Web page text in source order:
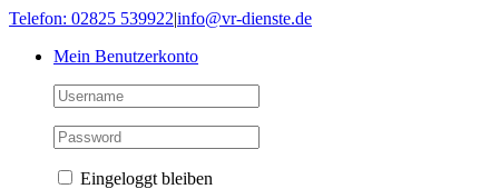
Skip
content
Telefon: 02825 539922|info@vr-dienste.de
Mein Benutzerkonto
Eingeloggt bleiben